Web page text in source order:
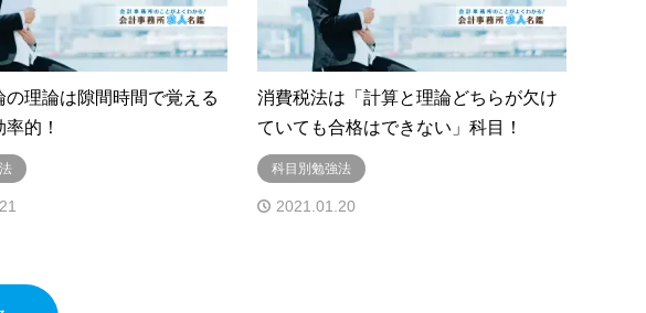
の理論は隙間時間で覚える
的！
消費税法は「計算と理論どちらが欠け
ていても合格はできない」科目！
科目別勉強法
2021.01.20